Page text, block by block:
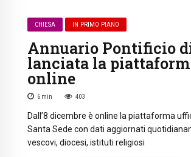
CHIESA IN PRIMO PIANO
Annuario Pontificio
lanciata la
online
6 min 403
Dall’8 dicembre è online la piattaforma
Santa Sede con dati aggiornati
vescovi, diocesi, istituti religiosi